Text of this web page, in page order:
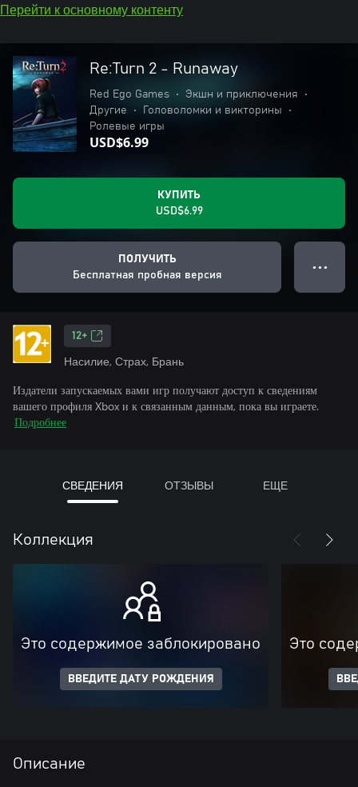
Перейти к основному контенту
Re:Turn 2 - Runaway
Red Ego Games • Экшн и приключения
•
Другие
• Головоломки и викторины
•
Ролевые игры
USD$6.99
КУПИТЬ
USD$6.99
ПОЛУЧИТЬ
Бесплатная пробная версия
● ● ●
12+
Насилие, Страх, Брань
Издатели запускаемых вами игр получают доступ к сведениям
вашего профиля Xbox и к связанным данным, пока вы играете.
Подробнее
СВЕДЕНИЯ ОТЗЫВЫ ЕЩЕ
Коллекция
Это содержимое заблокировано
ВВЕДИТЕ ДАТУ РОЖДЕНИЯ
Это
Описание